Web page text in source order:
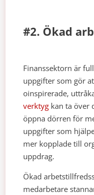
#2. Ökad
Finanssektorn är
uppgifter som gör
oinspirerade,
verktyg kan ta över
öppna dörren för
uppgifter som
mer kopplade till
uppdrag.
Ökad
medarbetare